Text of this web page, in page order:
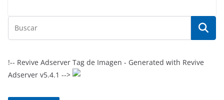
!-- Revive Adserver Tag de Imagen - Generated with Revive
Adserver v5.4.1 -->